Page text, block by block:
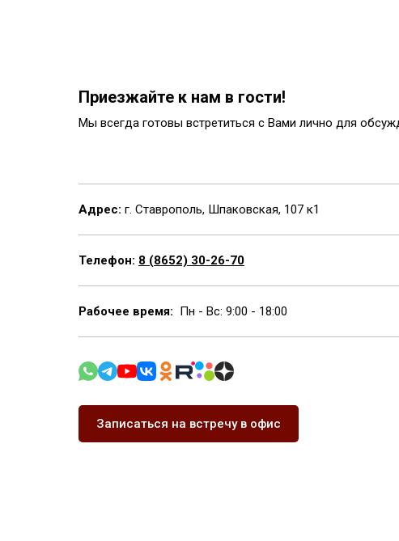
Приезжайте к нам в гости!
Мы всегда готовы встретиться с Вами лично для
Адрес: г. Ставрополь, Шпаковская, 107 к1
Телефон: 8 (8652) 30-26-70
Рабочее время: Пн - Вс: 9:00 - 18:00
Записаться на встречу в офис